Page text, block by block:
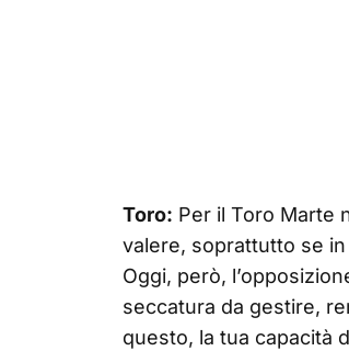
Toro: Per il Toro Marte
valere, soprattutto se
Oggi, però,
seccatura da gestire,
questo, la tua capacità